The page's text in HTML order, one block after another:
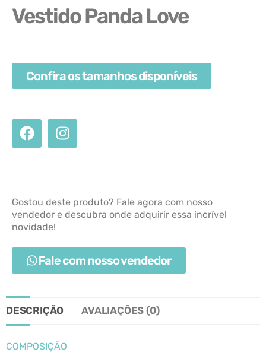
Vestido Panda Love
Confira os tamanhos disponíveis
Gostou deste produto? Fale agora com nosso
vendedor e descubra onde adquirir essa incrível
novidade!
Fale com nosso vendedor
DESCRIÇÃO AVALIAÇÕES (0)
COMPOSIÇÃO